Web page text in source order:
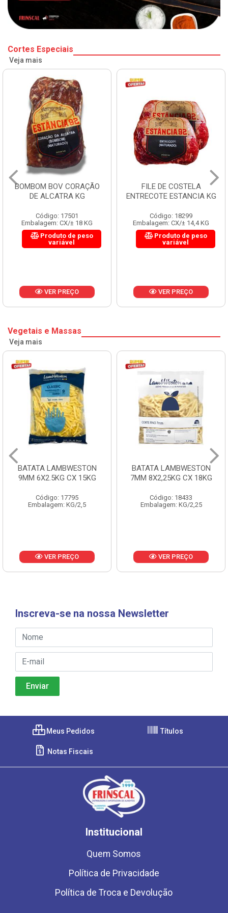
Cortes Especiais
Veja mais
BOMBOM BOV CORAÇÃO
DE ALCATRA KG
Código: 17501
Embalagem: CX/± 18 KG
Produto de peso
variável
VER PREÇO
FILE DE COSTELA
ENTRECOTE ESTANCIA KG
Código: 18299
Embalagem: CX/± 14,4 KG
Produto de peso
variável
VER PREÇO
Vegetais e Massas
Veja mais
BATATA LAMBWESTON
9MM 6X2.5KG CX 15KG
Código: 17795
Embalagem: KG/2,5
VER PREÇO
BATATA LAMBWESTON
7MM 8X2,25KG CX 18KG
Código: 18433
Embalagem: KG/2,25
VER PREÇO
Inscreva-se na nossa Newsletter
Meus Pedidos Títulos
Notas Fiscais
Institucional
Quem Somos
Política de Privacidade
Política de Troca e Devolução